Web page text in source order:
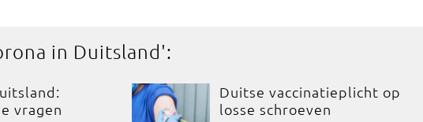
in Duitsland':
vragen
Duitse vaccinatieplicht op
losse schroeven